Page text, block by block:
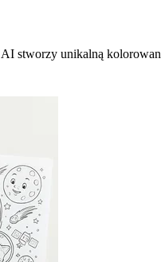
stworzy unikalną